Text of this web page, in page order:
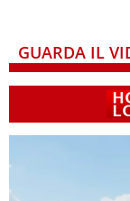
GUARDA IL